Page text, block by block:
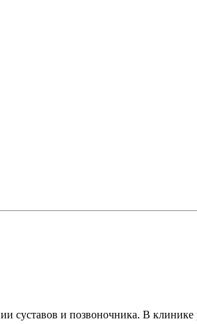
суставов и позвоночника. В